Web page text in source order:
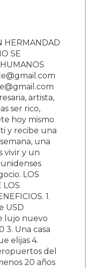
HERMANDAD
SE
artista,
ser rico,
hoy mismo
y recibe una
una
vivir y un
LOS
LOS
1.
USD
lujo nuevo
3. Una casa
elijas 4.
del
20 años